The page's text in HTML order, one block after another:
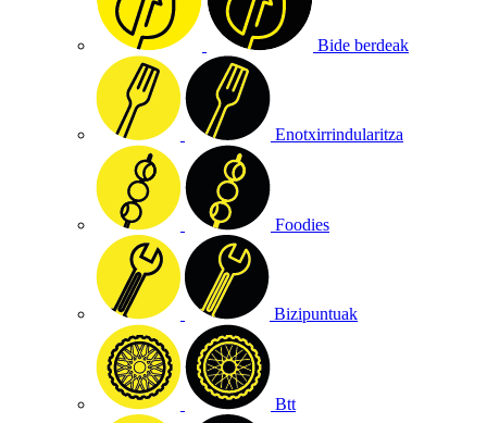
Bide berdeak
Enotxirrindularitza
Foodies
Bizipuntuak
Btt